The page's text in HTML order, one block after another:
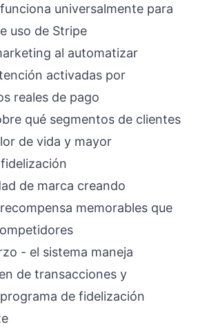
universalmente para
uso de Stripe
al automatizar
activadas por
reales de pago
qué segmentos de clientes
de vida y mayor
de marca creando
memorables que
- el sistema maneja
de transacciones y
de fidelización